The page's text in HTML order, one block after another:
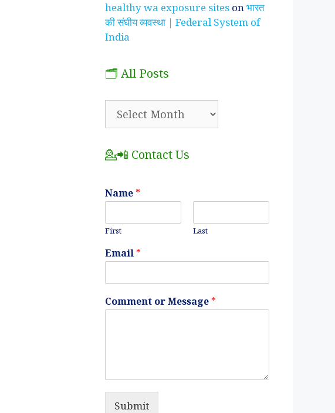
healthy wa exposure sites onभारत
की संघीय व्यवस्था | Federal System of
India
🗂️ All Posts
💁📲 Contact Us
Name *
First Last
Email *
Comment or Message *
Submit